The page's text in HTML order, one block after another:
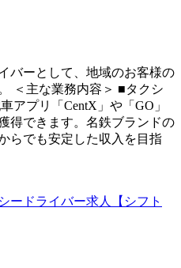
バーとして、地域のお客様の
＜主な業務内容＞ ■タクシ
アプリ「CentX」や「GO」
得できます。名鉄ブランドの
らでも安定した収入を目指
ードライバー求人【シフト